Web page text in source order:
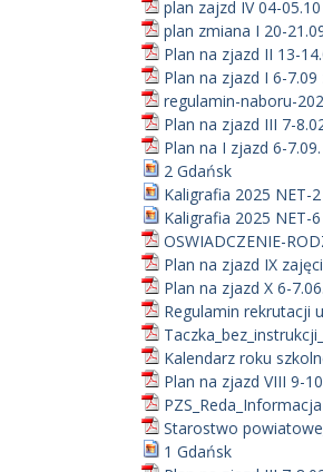
plan zajzd IV 04-
plan zmiana I 20-
Plan na zjazd II 13-
Plan na zjazd I 6-7.09
regulamin-naboru-
Plan na zjazd III 7-
Plan na I zjazd 6-
2 Gdańsk
Kaligrafia 2025 NET-2
Kaligrafia 2025 NET-6
OSWIADCZENIE-
Plan na zjazd IX
Plan na zjazd X 6-
Regulamin rekrutacji
Kalendarz roku
Plan na zjazd VIII 9-
Starostwo
1 Gdańsk